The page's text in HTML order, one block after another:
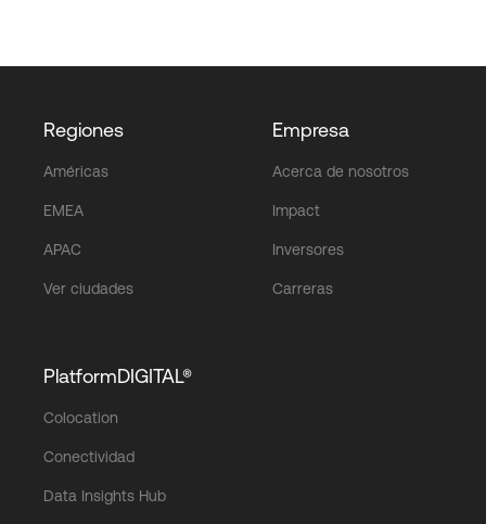
Regiones
Américas
EMEA
APAC
Ver ciudades
Empresa
Acerca de nosotros
Impact
Inversores
Carreras
PlatformDIGITAL®
Colocation
Conectividad
Data Insights Hub